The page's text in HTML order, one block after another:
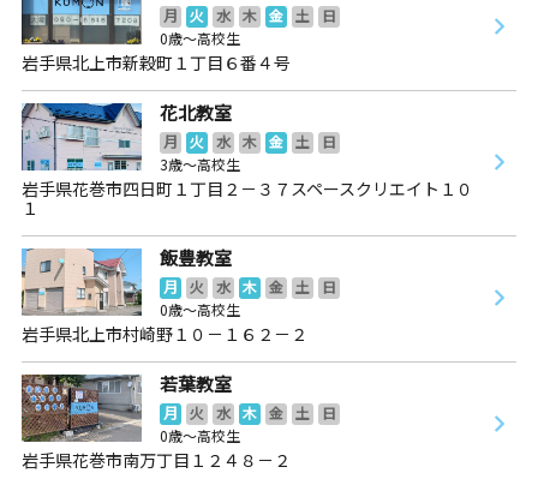
月 火 水 木 金 土
日
0歳～高校生
岩手県北上市新穀町１丁目６番４号
花北教室
月 火 水 木 金 土
日
3歳～高校生
岩手県花巻市四日町１丁目２－３７スペースクリエイト１０
１
飯豊教室
月 火 水 木 金 土
日
0歳～高校生
岩手県北上市村崎野１０－１６２－２
若葉教室
月 火 水 木 金 土
日
0歳～高校生
岩手県花巻市南万丁目１２４８－２